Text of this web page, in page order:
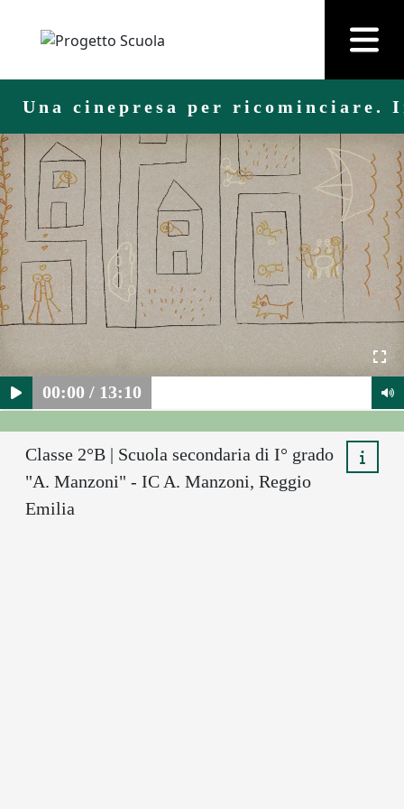
Una cinepresa per ricominciare.
00:00 / 13:10
Classe 2°B | Scuola secondaria di I° grado
"A. Manzoni" - IC A. Manzoni, Reggio
Emilia